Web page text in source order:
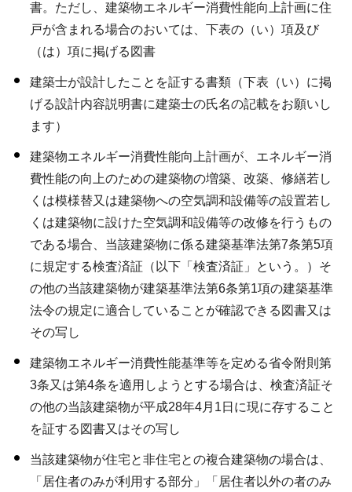
書。ただし、建築物エネルギー消費性能向上計画に住
戸が含まれる場合のおいては、下表の（い）項及び
（は）項に掲げる図書
建築士が設計したことを証する書類（下表（い）に掲
げる設計内容説明書に建築士の氏名の記載をお願いし
ます）
建築物エネルギー消費性能向上計画が、エネルギー消
費性能の向上のための建築物の増築、改築、修繕若し
くは模様替又は建築物への空気調和設備等の設置若し
くは建築物に設けた空気調和設備等の改修を行うもの
である場合、当該建築物に係る建築基準法第7条第5項
に規定する検査済証（以下「検査済証」という。）そ
の他の当該建築物が建築基準法第6条第1項の建築基準
法令の規定に適合していることが確認できる図書又は
その写し
建築物エネルギー消費性能基準等を定める省令附則第
3条又は第4条を適用しようとする場合は、検査済証そ
の他の当該建築物が平成28年4月1日に現に存すること
を証する図書又はその写し
当該建築物が住宅と非住宅との複合建築物の場合は、
「居住者のみが利用する部分」「居住者以外の者のみ